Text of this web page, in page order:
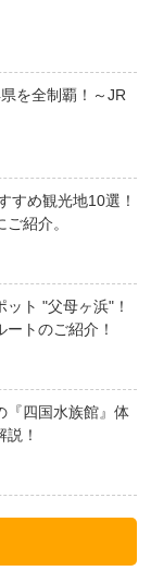
を全制覇！～JR
すめ観光地10選！
紹介。
ト "父母ヶ浜"！
トのご紹介！
『四国水族館』体
！